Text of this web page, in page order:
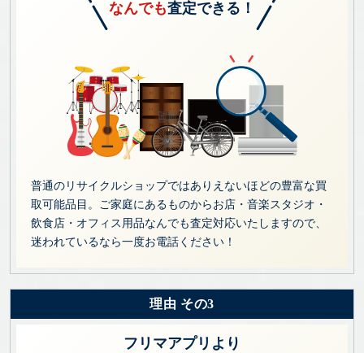
なんでも査定できる！
普通のリサイクルショップではありえないほどの豊富な買
取可能品目。ご家庭にあるものからお店・音楽スタジオ・
飲食店・オフィス用品なんでも査定対応いたしますので、
迷われているなら一度お電話ください！
理由 その3
フリマアプリより